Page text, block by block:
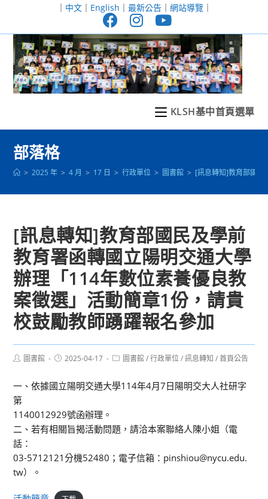
至
｜ 中文｜ English ｜ 最新公告｜ 網站導覽｜
KLSH基中首頁選單
部落格
> 2025 年 > 4 月 > 17 日 > 行政單位 > 圖書館 > [訊息轉知]教育部國民
[訊息轉知]教育部國民及學前
教育署函轉國立陽明交通大學
辦理「114年數位素養優良教
案徵選」活動簡章1份，請貴
校鼓勵教師踴躍報名參加
Post圖書館
Post2025-04-17
Post圖書館 / 行政單位 / 訊息轉知 / 首頁公告
一、依據國立陽明交通大學114年4月7日陽明交大人社研字
第
1140012929號函辦理。
二、若有相關旨揭活動問題，請洽本案聯絡人陳小姐（電
話：
03-5712121分機52480；電子信箱：pinshiou@nycu.edu.
tw）。